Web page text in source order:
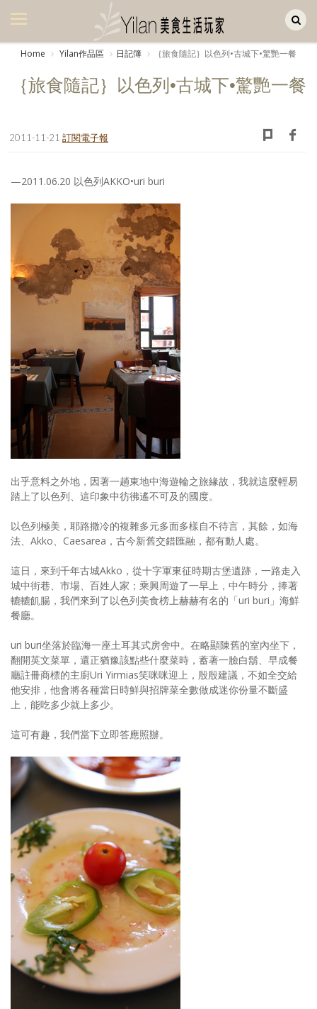
美食集
生活風
日記簿
餐桌週記
享樂隨手拍
影音區
創意出版服務
歷史區
關於Yilan
個人著作
媒體報導一覽
合作與代言
訂閱電子報
Home Yilan作品區 日記簿 ｛旅食隨記｝以色列•古城下•驚艷一餐
｛旅食隨記｝以色列•古城下•驚艷一餐
2011-11-21 訂閱電子報
—2011.06.20 以色列AKKO•uri buri
出乎意料之外地，因著一趟東地中海遊輪之旅緣故，我就這麼輕易
踏上了以色列、這印象中彷彿遙不可及的國度。
以色列極美，耶路撒冷的複雜多元多面多樣自不待言，其餘，如海
法、Akko、Caesarea，古今新舊交錯匯融，都有動人處。
這日，來到千年古城Akko，從十字軍東征時期古堡遺跡，一路走入
城中街巷、市場、百姓人家；乘興周遊了一早上，中午時分，捧著
轆轆飢腸，我們來到了以色列美食榜上赫赫有名的「uri buri」海鮮
餐廳。
uri buri坐落於臨海一座土耳其式房舍中。在略顯陳舊的室內坐下，
翻開英文菜單，還正猶豫該點些什麼菜時，蓄著一臉白鬍、早成餐
廳註冊商標的主廚Uri Yirmias笑咪咪迎上，殷殷建議，不如全交給
他安排，他會將各種當日時鮮與招牌菜全數做成迷你份量不斷盛
上，能吃多少就上多少。
這可有趣，我們當下立即答應照辦。